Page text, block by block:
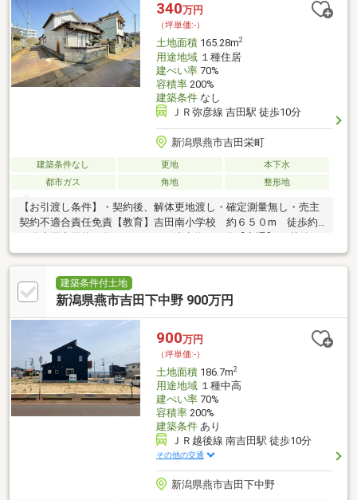
340万円
（坪単価:-）
土地面積165.28m2
用途地域１種住居
建ぺい率70%
容積率200%
建築条件なし
ＪＲ弥彦線 吉田駅 徒歩10分
新潟県燕市吉田栄町
建築条件なし 更地
本下水
都市ガス
角地 整形地
【お引渡し条件】・契約後、解体更地渡し・確定測量無し・売主
契約不適合責任免責【教育】吉田南小学校 約６５０m 徒歩約
９分吉田中学校 約２４００m 徒歩約３０分【交通】JR越後
線 吉田駅 徒歩約１０分市営バス 吉田産業会館 徒歩約９分
◆建築条件なし！お好きな建築会社様で建築可能◎◆開放感ある
南西角地◆吉田駅や吉田南小学校まで徒歩１０分◆周辺は閑静な
住宅地です♪
建築条件付土地
新潟県燕市吉田下中野 900万円
900万円
（坪単価:-）
土地面積186.7m2
用途地域１種中高
建ぺい率70%
容積率200%
建築条件あり
ＪＲ越後線 南吉田駅 徒歩10分
その他の交通
新潟県燕市吉田下中野